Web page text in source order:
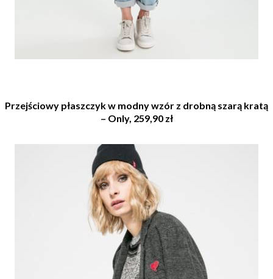
Przejściowy płaszczyk w modny wzór z drobną szarą kratą
– Only, 259,90 zł